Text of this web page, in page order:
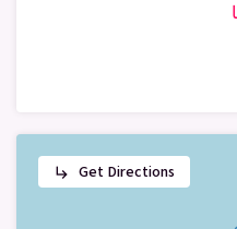
Get Directions
subdirectory_arrow_right